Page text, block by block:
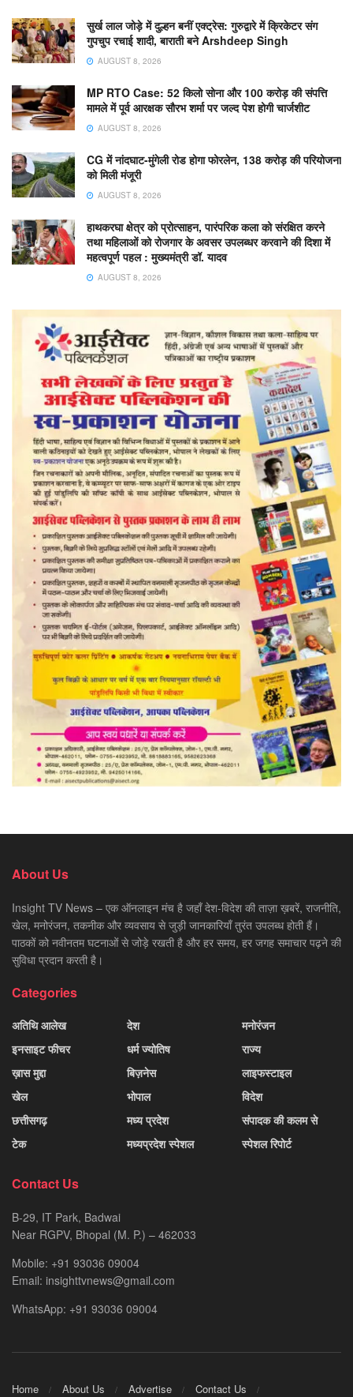
सुर्ख लाल जोड़े में दुल्हन बनीं एक्ट्रेस: गुरुद्वारे में क्रिकेटर संग
गुपचुप रचाई शादी, बाराती बने Arshdeep Singh
AUGUST 8, 2026
MP RTO Case: 52 किलो सोना और 100 करोड़ की संपत्ति
मामले में पूर्व आरक्षक सौरभ शर्मा पर जल्द पेश होगी चार्जशीट
AUGUST 8, 2026
CG में नांदघाट-मुंगेली रोड होगा फोरलेन, 138 करोड़ की परियोजना
को मिली मंजूरी
AUGUST 8, 2026
हाथकरघा क्षेत्र को प्रोत्साहन, पारंपरिक कला को संरक्षित करने
तथा महिलाओं को रोजगार के अवसर उपलब्धर करवाने की दिशा में
महत्वपूर्ण पहल : मुख्यमंत्री डॉ. यादव
AUGUST 8, 2026
About Us
Insight TV News – एक ऑनलाइन मंच है जहाँ देश-विदेश की ताज़ा ख़बरें, राजनीति,
खेल, मनोरंजन, तकनीक और व्यवसाय से जुड़ी जानकारियाँ तुरंत उपलब्ध होती हैं।
पाठकों को नवीनतम घटनाओं से जोड़े रखती है और हर समय, हर जगह समाचार पढ़ने की
सुविधा प्रदान करती है।
Categories
अतिथि आलेख
इनसाइट फीचर
ख़ास मुद्दा
खेल
छत्तीसगढ़
टेक
देश
धर्म ज्योतिष
बिज़नेस
भोपाल
मध्य प्रदेश
मध्यप्रदेश स्पेशल
मनोरंजन
राज्य
लाइफस्टाइल
विदेश
संपादक की कलम से
स्पेशल रिपोर्ट
Contact Us
B-29, IT Park, Badwai
Near RGPV, Bhopal (M. P.) – 462033
Mobile: +91 93036 09004
Email: insighttvnews@gmail.com
WhatsApp: +91 93036 09004
Home About Us Advertise
Contact Us